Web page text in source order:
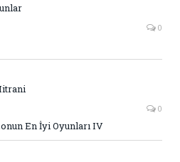
0
0
En İyi Oyunları IV